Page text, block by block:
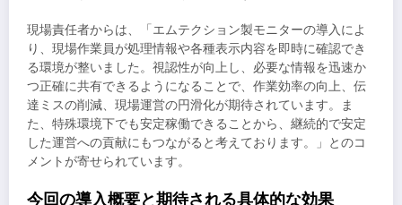
現場責任者からは、「エムテクション製モニターの導入によ
り、現場作業員が処理情報や各種表示内容を即時に確認でき
る環境が整いました。視認性が向上し、必要な情報を迅速か
つ正確に共有できるようになることで、作業効率の向上、伝
達ミスの削減、現場運営の円滑化が期待されています。ま
た、特殊環境下でも安定稼働できることから、継続的で安定
した運営への貢献にもつながると考えております。」とのコ
メントが寄せられています。
今回の導入概要と期待される具体的な効果